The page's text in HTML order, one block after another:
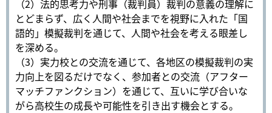
（2）法的思考力や刑事（裁判員）裁判の意義の理解に
とどまらず、広く人間や社会までを視野に入れた「国
語的」模擬裁判を通じて、人間や社会を考える眼差し
を深める。
（3）実力校との交流を通じて、各地区の模擬裁判の実
力向上を図るだけでなく、参加者との交流（アフター
マッチファンクション）を通じて、互いに学び合いな
がら高校生の成長や可能性を引き出す機会とする。